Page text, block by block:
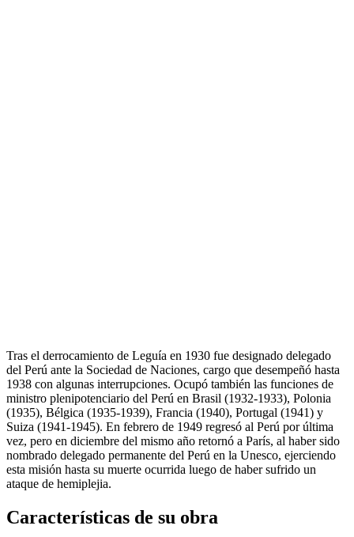
Tras el derrocamiento de Leguía en 1930 fue designado delegado
del Perú ante la Sociedad de Naciones, cargo que desempeñó hasta
1938 con algunas interrupciones. Ocupó también las funciones de
ministro plenipotenciario del Perú en Brasil (1932-1933), Polonia
(1935), Bélgica (1935-1939), Francia (1940), Portugal (1941) y
Suiza (1941-1945). En febrero de 1949 regresó al Perú por última
vez, pero en diciembre del mismo año retornó a París, al haber sido
nombrado delegado permanente del Perú en la Unesco, ejerciendo
esta misión hasta su muerte ocurrida luego de haber sufrido un
ataque de hemiplejia.
Características de su obra